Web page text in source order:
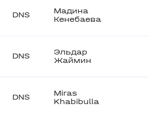
DNS
Мадина
Кенебаева
DNS
Эльдар
Жаймин
DNS
Miras
Khabibulla